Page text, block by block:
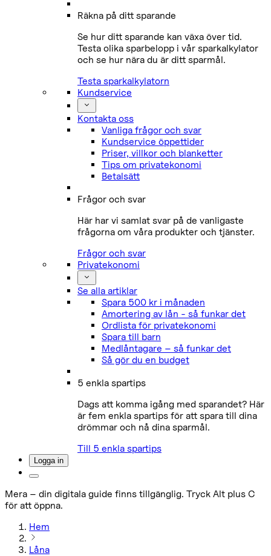
Räkna på ditt sparande
Se hur ditt sparande kan växa över tid.
Testa olika sparbelopp i vår sparkalkylator
och se hur nära du är ditt sparmål.
Testa sparkalkylatorn
Kundservice
Kontakta oss
Vanliga frågor och svar
Kundservice öppettider
Priser, villkor och blanketter
Tips om privatekonomi
Betalsätt
Frågor och svar
Här har vi samlat svar på de vanligaste
frågorna om våra produkter och tjänster.
Frågor och svar
Privatekonomi
Se alla artiklar
Spara 500 kr i månaden
Amortering av lån - så funkar det
Ordlista för privatekonomi
Spara till barn
Medlåntagare – så funkar det
Så gör du en budget
5 enkla spartips
Dags att komma igång med sparandet? Här
är fem enkla spartips för att spara till dina
drömmar och nå dina sparmål.
Till 5 enkla spartips
Logga in
Mera – din digitala guide finns tillgänglig. Tryck Alt plus C
för att öppna.
Hem
Låna